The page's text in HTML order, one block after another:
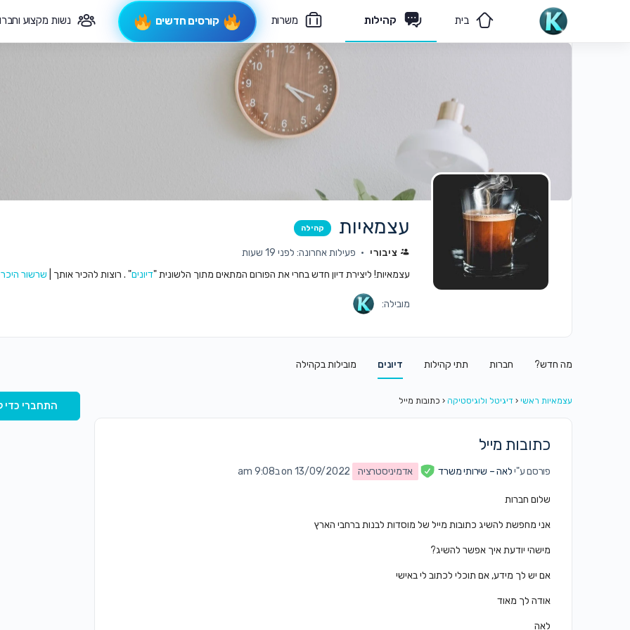
בית קהילות משרות קורסים חדשים נשות מקצוע
פיקוח תורני
עצמאיות קהילה
ציבורי
פעילות אחרונה: לפני 19 שעות
עצמאיות! ליצירת דיון חדש בחרי את הפורום המתאים מתוך הלשונית "דיונים" . רוצות להכיר אותך | שרשור
מובילה:
מה חדש? חברות תתי קהילות דיונים מובילות בקהילה
עצמאיות ראשי ‹ דיגיטל ולוגיסטיקה ‹ כתובות מייל
כתובות מייל
פורסם ע"ילאה – שירותי משרד אדמיניסטרציה on 13/09/2022 ב9:08 am
שלום חברות
אני מחפשת להשיג כתובות מייל של מוסדות לבנות ברחבי הארץ
מישהי יודעת איך אפשר להשיג?
אם יש לך מידע, אם תוכלי לכתוב לי באישי
אודה לך מאוד
לאה
התחברי כדי